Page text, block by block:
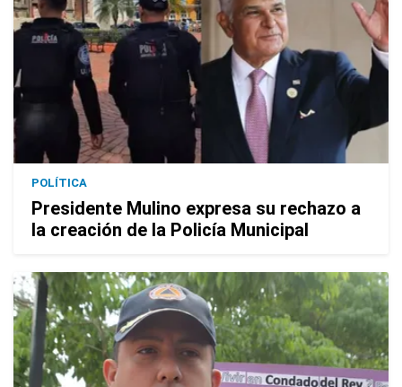
POLÍTICA
Presidente Mulino expresa su rechazo a
la creación de la Policía Municipal